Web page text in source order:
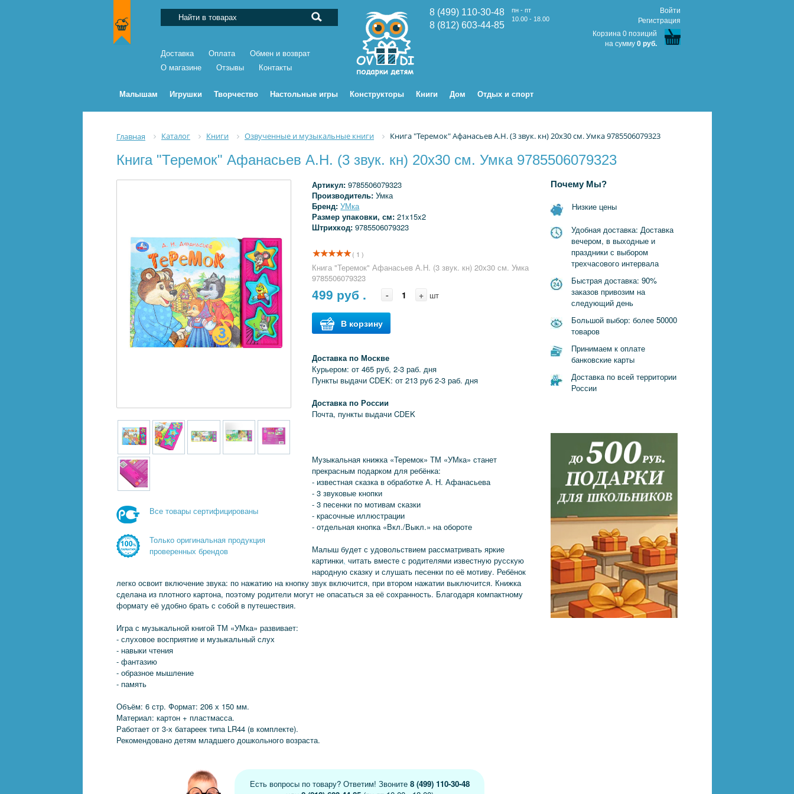
Доставка Оплата
Обмен и возврат
О магазине
Отзывы Контакты
8 (499) 110-30-48
пн - пт
10.00 - 18.00
8 (812) 603-44-85
Войти
Регистрация
Корзина 0 позиций
на сумму 0 руб.
Малышам Игрушки Творчество Настольные игры Конструкторы Книги Дом Отдых и спорт
Главная Каталог Книги Озвученные и музыкальные книги Книга "Теремок" Афанасьев А.Н. (3 звук. кн) 20х30 см. Умка 9785506079323
Книга "Теремок" Афанасьев А.Н. (3 звук. кн) 20х30 см. Умка 9785506079323
Все товары сертифицированы
Только оригинальная продукция
проверенных брендов
Артикул:9785506079323
Производитель:Умка
Бренд:УМка
Размер упаковки, см:21x15x2
Штрихкод:9785506079323
( 1 )
Книга "Теремок" Афанасьев А.Н. (3 звук. кн) 20х30 см. Умка
9785506079323
499 руб . - + шт
В корзину
Доставка по Москве
Курьером: от 465 руб, 2-3 раб. дня
Пункты выдачи CDEK: от 213 руб 2-3 раб. дня
Доставка по России
Почта, пункты выдачи CDEK
Музыкальная книжка «Теремок» ТМ «УМка» станет
прекрасным подарком для ребёнка:
- известная сказка в обработке А. Н. Афанасьева
- 3 звуковые кнопки
- 3 песенки по мотивам сказки
- красочные иллюстрации
- отдельная кнопка «Вкл./Выкл.» на обороте
Малыш будет с удовольствием рассматривать яркие
картинки, читать вместе с родителями известную русскую
народную сказку и слушать песенки по её мотиву. Ребёнок
легко освоит включение звука: по нажатию на кнопку звук включится, при втором нажатии выключится. Книжка
сделана из плотного картона, поэтому родители могут не опасаться за её сохранность. Благодаря компактному
формату её удобно брать с собой в путешествия.
Игра с музыкальной книгой ТМ «УМка» развивает:
- слуховое восприятие и музыкальный слух
- навыки чтения
- фантазию
- образное мышление
- память
Объём: 6 стр. Формат: 206 х 150 мм.
Материал: картон + пластмасса.
Работает от 3-х батареек типа LR44 (в комплекте).
Рекомендовано детям младшего дошкольного возраста.
Есть вопросы по товару? Ответим! Звоните 8 (499) 110-30-48
Почему Мы?
Низкие цены
Удобная доставка: Доставка
вечером, в выходные и
праздники с выбором
трехчасового интервала
Быстрая доставка: 90%
заказов привозим на
следующий день
Большой выбор: более 50000
товаров
Принимаем к оплате
банковские карты
Доставка по всей территории
России